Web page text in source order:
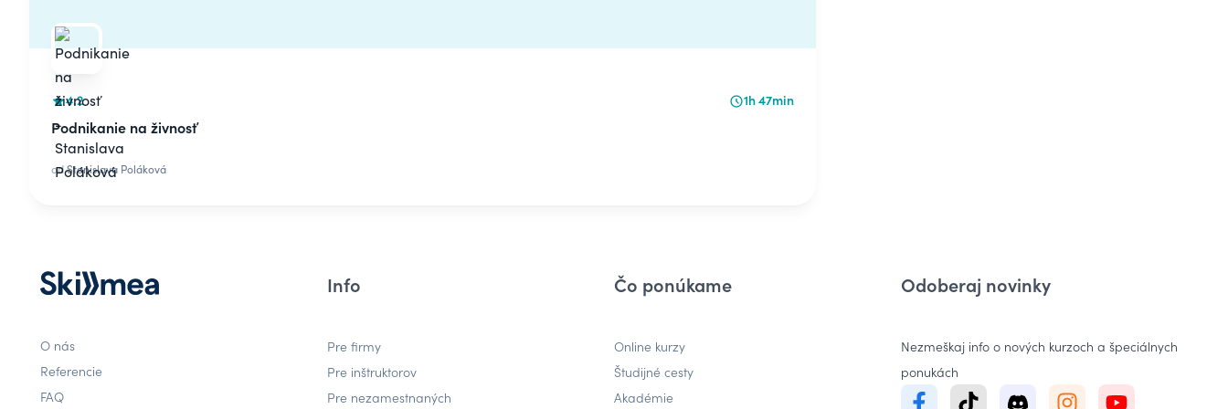
4.2 1h 47min
Podnikanie na živnosť
odStanislava Poláková
O nás
Referencie
FAQ
Info
Pre firmy
Pre inštruktorov
Pre nezamestnaných
Čo ponúkame
Online kurzy
Študijné cesty
Akadémie
Odoberaj novinky
Nezmeškaj info o nových kurzoch a špeciálnych
ponukách